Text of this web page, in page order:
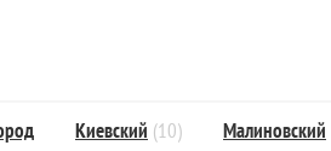
Киевский (10) Малиновский